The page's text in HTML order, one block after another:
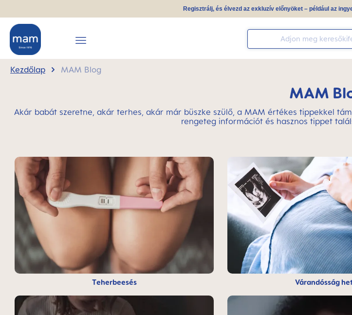
Regisztrálj, és élvezd az exkluzív előnyöket – például az
Kezdőlap MAM Blog
MAM
Akár babát szeretne, akár terhes, akár már büszke szülő, a MAM értékes tippekkel
rengeteg információt és hasznos tippet
Teherbeesés Várandósság